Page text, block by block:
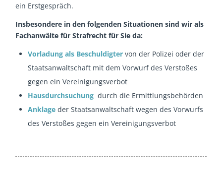
ein Erstgespräch.
Insbesondere in den folgenden Situationen sind wir als
Fachanwälte für Strafrecht für Sie da:
Vorladung als Beschuldigter von der Polizei oder der
Staatsanwaltschaft mit dem Vorwurf des Verstoßes
gegen ein Vereinigungsverbot
Hausdurchsuchung durch die Ermittlungsbehörden
Anklage der Staatsanwaltschaft wegen des Vorwurfs
des Verstoßes gegen ein Vereinigungsverbot